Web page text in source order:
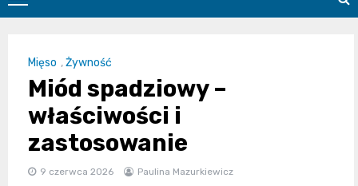
Mięso ,Żywność
Miód spadziowy –
właściwości i
zastosowanie
9 czerwca 2026 Paulina Mazurkiewicz